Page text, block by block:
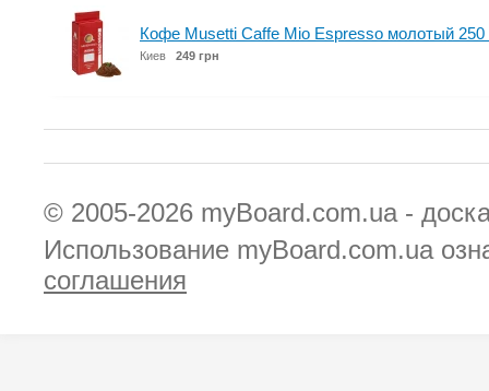
Кофе Musetti Caffe Mio Espresso молотый 250
Киев 249 грн
© 2005-2026 myBoard.com.ua -
Использование myBoard.com.ua
соглашения